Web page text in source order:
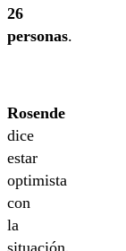
26
personas.
Rosende
dice
estar
optimista
con
la